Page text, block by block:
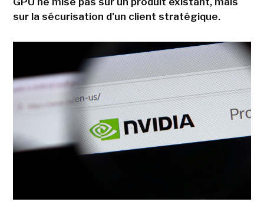
sur la sécurisation d'un client stratégique.